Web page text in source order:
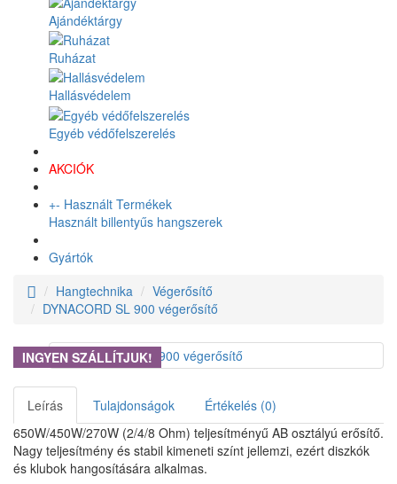
Ajándéktárgy
Ruházat
Hallásvédelem
Egyéb védőfelszerelés
AKCIÓK
+- Használt Termékek
Használt billentyűs hangszerek
Gyártók
Hangtechnika
Végerősítő
DYNACORD SL 900 végerősítő
INGYEN SZÁLLÍTJUK!
Leírás Tulajdonságok
Értékelés (0)
650W/450W/270W (2/4/8 Ohm) teljesítményű AB osztályú erősítő.
Nagy teljesítmény és stabil kimeneti színt jellemzi, ezért diszkók
és klubok hangosítására alkalmas.